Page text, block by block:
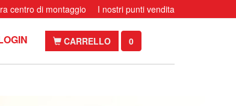
centro di montaggio I nostri punti vendita
CARRELLO 0